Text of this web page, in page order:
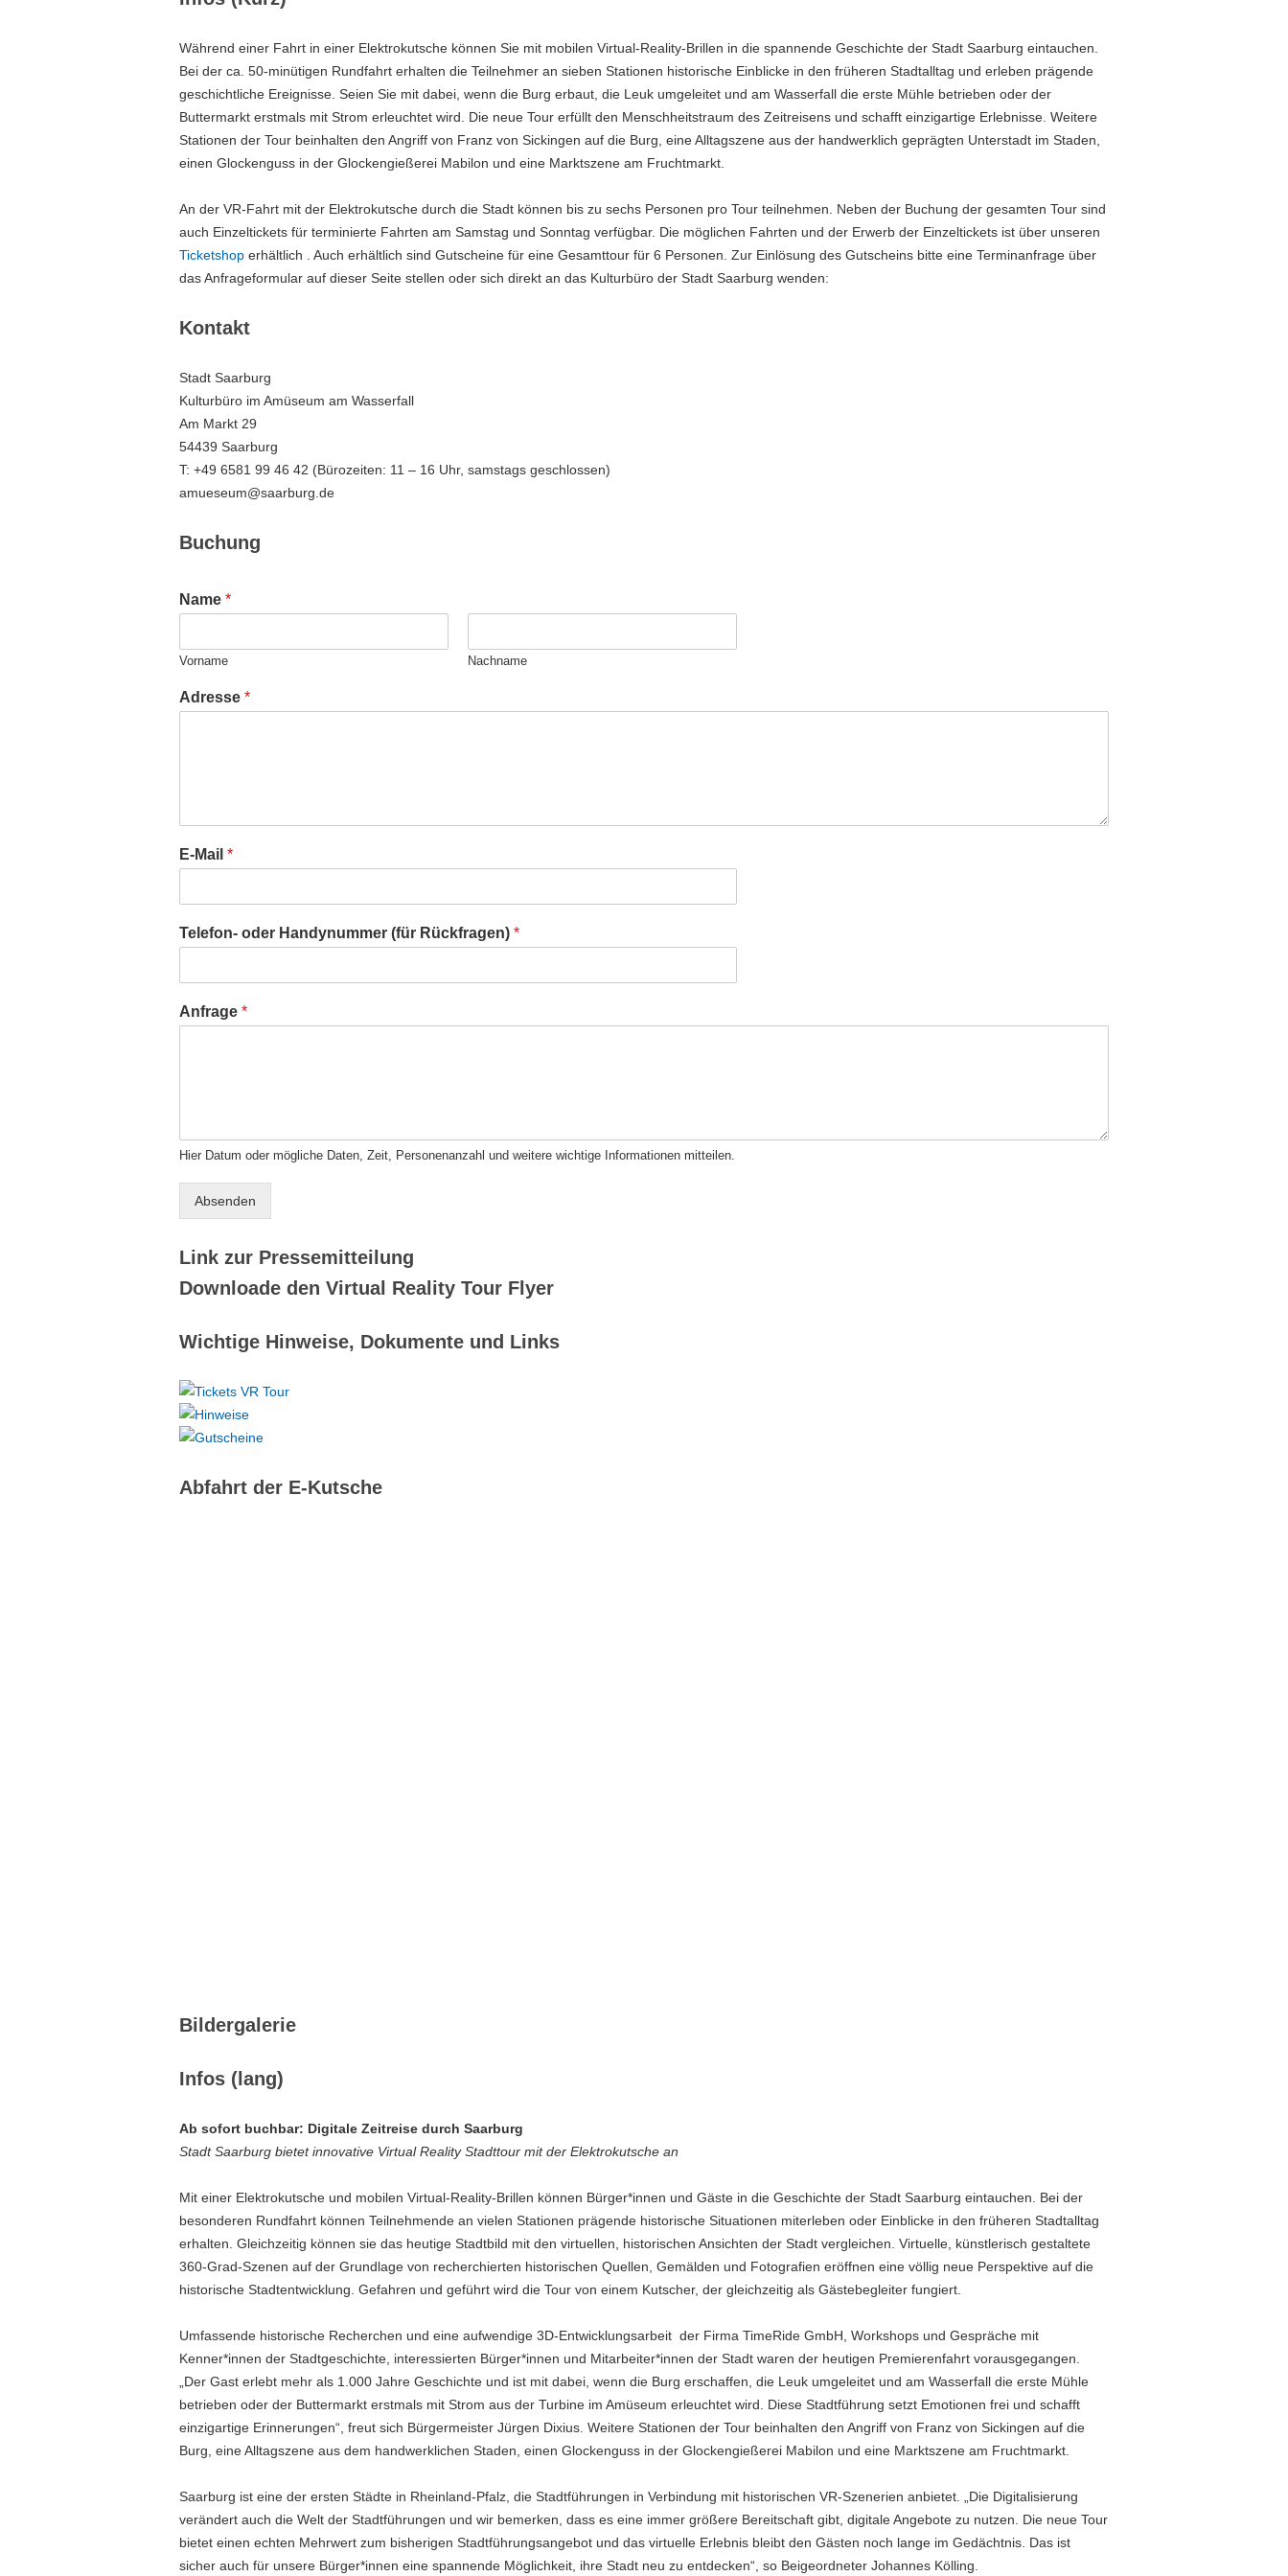
Während einer Fahrt in einer Elektrokutsche können Sie mit mobilen Virtual-Reality-Brillen in die spannende Geschichte der Stadt Saarburg eintauchen.
Bei der ca. 50-minütigen Rundfahrt erhalten die Teilnehmer an sieben Stationen historische Einblicke in den früheren Stadtalltag und erleben prägende
geschichtliche Ereignisse. Seien Sie mit dabei, wenn die Burg erbaut, die Leuk umgeleitet und am Wasserfall die erste Mühle betrieben oder der
Buttermarkt erstmals mit Strom erleuchtet wird. Die neue Tour erfüllt den Menschheitstraum des Zeitreisens und schafft einzigartige Erlebnisse. Weitere
Stationen der Tour beinhalten den Angriff von Franz von Sickingen auf die Burg, eine Alltagszene aus der handwerklich geprägten Unterstadt im Staden,
einen Glockenguss in der Glockengießerei Mabilon und eine Marktszene am Fruchtmarkt.
An der VR-Fahrt mit der Elektrokutsche durch die Stadt können bis zu sechs Personen pro Tour teilnehmen. Neben der Buchung der gesamten Tour sind
auch Einzeltickets für terminierte Fahrten am Samstag und Sonntag verfügbar. Die möglichen Fahrten und der Erwerb der Einzeltickets ist über unseren
Ticketshop erhältlich . Auch erhältlich sind Gutscheine für eine Gesamttour für 6 Personen. Zur Einlösung des Gutscheins bitte eine Terminanfrage über
das Anfrageformular auf dieser Seite stellen oder sich direkt an das Kulturbüro der Stadt Saarburg wenden:
Kontakt
Stadt Saarburg
Kulturbüro im Amüseum am Wasserfall
Am Markt 29
54439 Saarburg
T: +49 6581 99 46 42 (Bürozeiten: 11 – 16 Uhr, samstags geschlossen)
amueseum@saarburg.de
Buchung
Name *
Vorname Nachname
Adresse *
E-Mail *
Telefon- oder Handynummer (für Rückfragen) *
Anfrage *
Hier Datum oder mögliche Daten, Zeit, Personenanzahl und weitere wichtige Informationen mitteilen.
Absenden
Link zur Pressemitteilung
Downloade den Virtual Reality Tour Flyer
Wichtige Hinweise, Dokumente und Links
Abfahrt der E-Kutsche
Bildergalerie
Infos (lang)
Ab sofort buchbar: Digitale Zeitreise durch Saarburg
Stadt Saarburg bietet innovative Virtual Reality Stadttour mit der Elektrokutsche an
Mit einer Elektrokutsche und mobilen Virtual-Reality-Brillen können Bürger*innen und Gäste in die Geschichte der Stadt Saarburg eintauchen. Bei der
besonderen Rundfahrt können Teilnehmende an vielen Stationen prägende historische Situationen miterleben oder Einblicke in den früheren Stadtalltag
erhalten. Gleichzeitig können sie das heutige Stadtbild mit den virtuellen, historischen Ansichten der Stadt vergleichen. Virtuelle, künstlerisch gestaltete
360-Grad-Szenen auf der Grundlage von recherchierten historischen Quellen, Gemälden und Fotografien eröffnen eine völlig neue Perspektive auf die
historische Stadtentwicklung. Gefahren und geführt wird die Tour von einem Kutscher, der gleichzeitig als Gästebegleiter fungiert.
Umfassende historische Recherchen und eine aufwendige 3D-Entwicklungsarbeit der Firma TimeRide GmbH, Workshops und Gespräche mit
Kenner*innen der Stadtgeschichte, interessierten Bürger*innen und Mitarbeiter*innen der Stadt waren der heutigen Premierenfahrt vorausgegangen.
„Der Gast erlebt mehr als 1.000 Jahre Geschichte und ist mit dabei, wenn die Burg erschaffen, die Leuk umgeleitet und am Wasserfall die erste Mühle
betrieben oder der Buttermarkt erstmals mit Strom aus der Turbine im Amüseum erleuchtet wird. Diese Stadtführung setzt Emotionen frei und schafft
einzigartige Erinnerungen“, freut sich Bürgermeister Jürgen Dixius. Weitere Stationen der Tour beinhalten den Angriff von Franz von Sickingen auf die
Burg, eine Alltagszene aus dem handwerklichen Staden, einen Glockenguss in der Glockengießerei Mabilon und eine Marktszene am Fruchtmarkt.
Saarburg ist eine der ersten Städte in Rheinland-Pfalz, die Stadtführungen in Verbindung mit historischen VR-Szenerien anbietet. „Die Digitalisierung
verändert auch die Welt der Stadtführungen und wir bemerken, dass es eine immer größere Bereitschaft gibt, digitale Angebote zu nutzen. Die neue Tour
bietet einen echten Mehrwert zum bisherigen Stadtführungsangebot und das virtuelle Erlebnis bleibt den Gästen noch lange im Gedächtnis. Das ist
sicher auch für unsere Bürger*innen eine spannende Möglichkeit, ihre Stadt neu zu entdecken“, so Beigeordneter Johannes Kölling.